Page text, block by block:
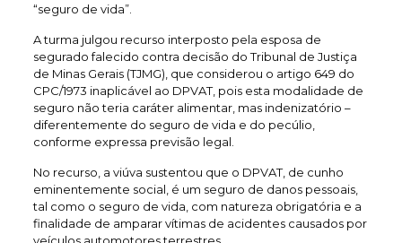
“seguro de vida”.
A turma julgou recurso interposto pela esposa de
segurado falecido contra decisão do Tribunal de Justiça
de Minas Gerais (TJMG), que considerou o artigo 649 do
CPC/1973 inaplicável ao DPVAT, pois esta modalidade de
seguro não teria caráter alimentar, mas indenizatório –
diferentemente do seguro de vida e do pecúlio,
conforme expressa previsão legal.
No recurso, a viúva sustentou que o DPVAT, de cunho
eminentemente social, é um seguro de danos pessoais,
tal como o seguro de vida, com natureza obrigatória e a
finalidade de amparar vítimas de acidentes causados por